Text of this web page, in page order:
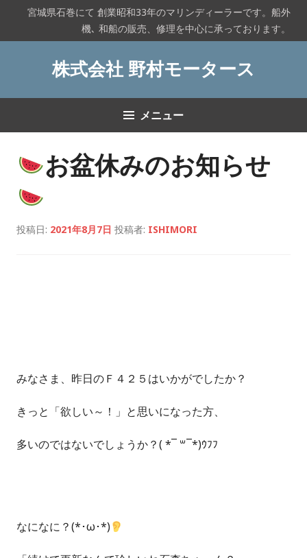
テ
宮城県石巻にて 創業昭和33年のマリンディーラーです。船外
機､ 和船の販売、修理を中心に承っております。
株式会社 野村モータース
メニュー
お盆休みのお知らせ
投稿日: 2021年8月7日 投稿者: ISHIMORI
みなさま、昨日のＦ４２５はいかがでしたか？
きっと「欲しい～！」と思いになった方、
多いのではないでしょうか？( *¯ ꒳¯*)ｳﾌﾌ
なになに？(*･ω･*)